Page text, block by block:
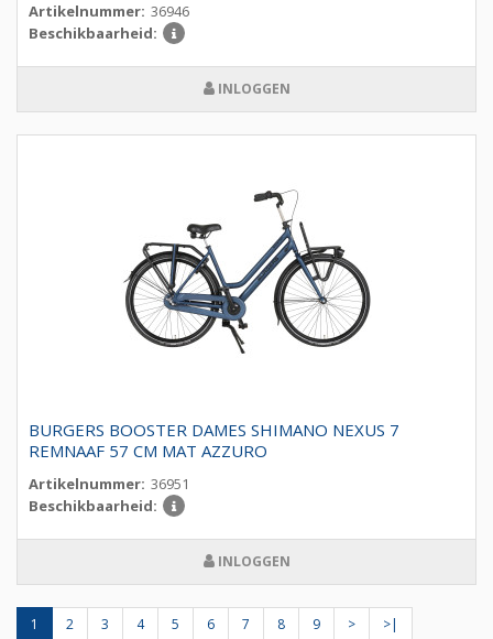
Artikelnummer: 36946
Beschikbaarheid:
INLOGGEN
BURGERS BOOSTER DAMES SHIMANO NEXUS 7
REMNAAF 57 CM MAT AZZURO
Artikelnummer: 36951
Beschikbaarheid:
INLOGGEN
1 2 3 4 5 6 7 8 9 >
>|